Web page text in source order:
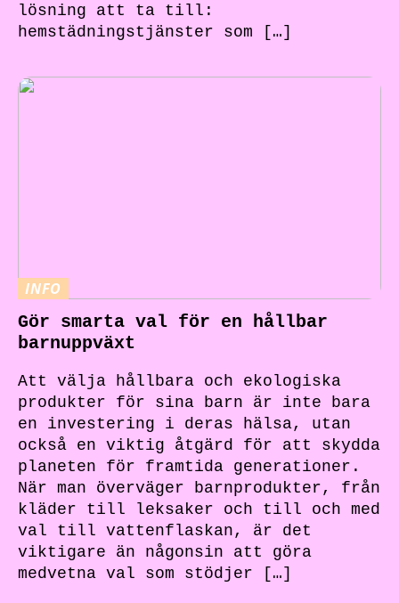
lösning att ta till:
hemstädningstjänster som […]
INFO
Gör smarta val för en hållbar
barnuppväxt
Att välja hållbara och ekologiska
produkter för sina barn är inte bara
en investering i deras hälsa, utan
också en viktig åtgärd för att skydda
planeten för framtida generationer.
När man överväger barnprodukter, från
kläder till leksaker och till och med
val till vattenflaskan, är det
viktigare än någonsin att göra
medvetna val som stödjer […]